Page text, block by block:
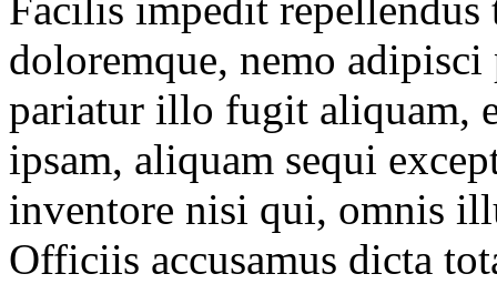
doloremque, nemo
pariatur illo fugit aliquam,
ipsam, aliquam sequi
inventore nisi qui, omnis
Officiis accusamus dicta